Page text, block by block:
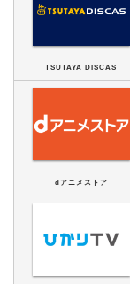
TSUTAYA DISCAS
dアニメストア